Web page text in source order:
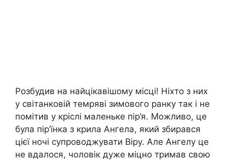
Розбудив на найцікавішому місці! Ніхто з них
у світанковій темряві зимового ранку так і не
помітив у кріслі маленьке пір’я. Можливо, це
була пір’їнка з крила Ангела, який збирався
цієї ночі супроводжувати Віру. Але Ангелу це
не вдалося, чоловік дуже міцно тримав свою